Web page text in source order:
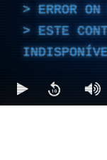
ERROR
ESTE